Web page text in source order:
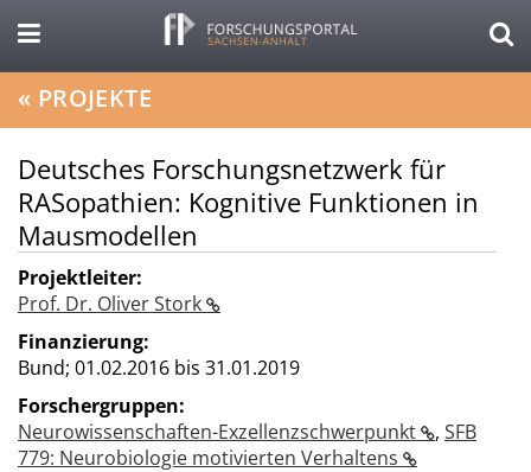
« PROJEKTE
Deutsches Forschungsnetzwerk für
RASopathien: Kognitive Funktionen in
Mausmodellen
Projektleiter:
Prof. Dr. Oliver Stork
Finanzierung:
Bund; 01.02.2016 bis 31.01.2019
Forschergruppen:
Neurowissenschaften-Exzellenzschwerpunkt
, SFB
779: Neurobiologie motivierten Verhaltens